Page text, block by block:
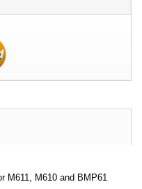
M611, M610 and BMP61